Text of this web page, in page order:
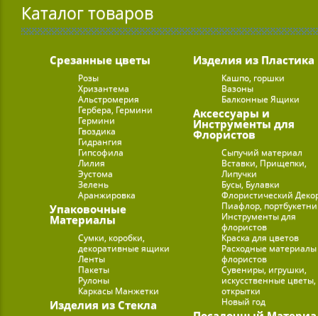
Каталог товаров
Срезанные цветы
Розы
Хризантема
Альстромерия
Гербера, Гермини
Гермини
Гвоздика
Гидрангия
Гипсофила
Лилия
Эустома
Зелень
Аранжировка
Упаковочные
Материалы
Сумки, коробки,
декоративные ящики
Ленты
Пакеты
Рулоны
Каркасы Манжетки
Изделия из Стекла
Изделия из Пластика
Кашпо, горшки
Вазоны
Балконные Ящики
Аксессуары и
Инструменты для
Флористов
Сыпучий материал
Вставки, Прищепки,
Липучки
Бусы, Булавки
Флористический
Пиафлор,
Инструменты для
флористов
Краска для цветов
Расходные
флористов
Сувениры, игрушки,
искусственные цветы,
открытки
Новый год